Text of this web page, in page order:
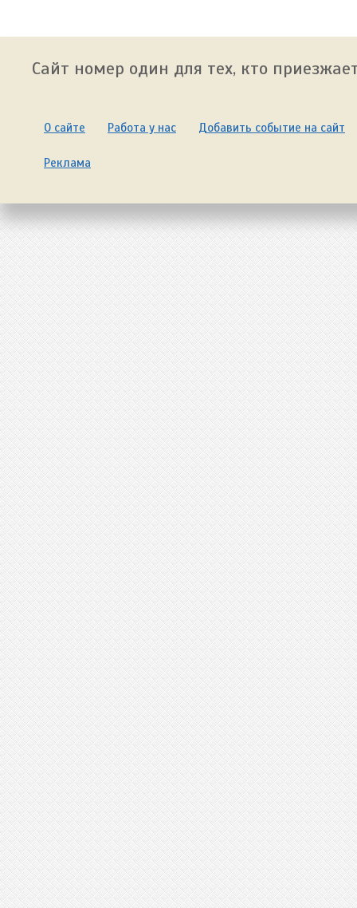
Сайт номер один для тех, кто
О сайте Работа у нас Добавить событие на сайт
Реклама